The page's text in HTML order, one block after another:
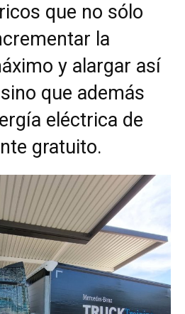
que no sólo
la
y alargar así
que además
eléctrica de
gratuito.